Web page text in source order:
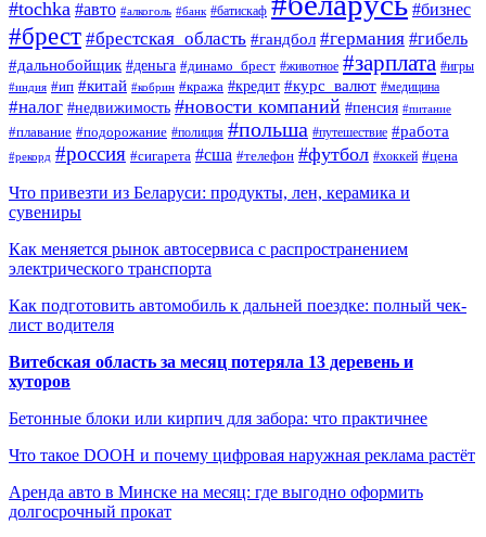
#tochka #авто #алкоголь #банк #батискаф #бизнес
#брест #брестская_область #гандбол #германия #гибель
#дальнобойщик #деньга #динамо_брест #животное #зарплата #игры
#индия #ип #китай #кобрин #кража #кредит #курс_валют #медицина
#налог #недвижимость #новости компаний #пенсия #питание
#плавание #подорожание #полиция #польша #путешествие #работа
#рекорд #россия #сигарета #сша #телефон #футбол #хоккей #цена
Что привезти из Беларуси: продукты, лен, керамика и
сувениры
Как меняется рынок автосервиса с распространением
электрического транспорта
Как подготовить автомобиль к дальней поездке: полный чек-
лист водителя
Витебская область за месяц потеряла 13 деревень и
хуторов
Бетонные блоки или кирпич для забора: что практичнее
Что такое DOOH и почему цифровая наружная реклама растёт
Аренда авто в Минске на месяц: где выгодно оформить
долгосрочный прокат